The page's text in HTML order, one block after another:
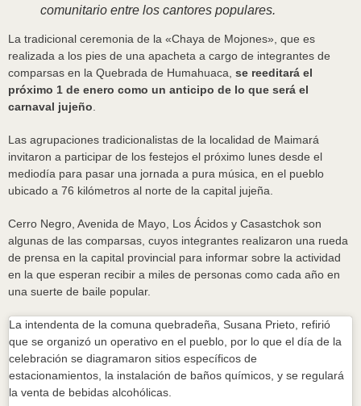
comunitario entre los cantores populares.
La tradicional ceremonia de la «Chaya de Mojones», que es
realizada a los pies de una apacheta a cargo de integrantes de
comparsas en la Quebrada de Humahuaca, se reeditará el
próximo 1 de enero como un anticipo de lo que será el
carnaval jujeño
Las agrupaciones tradicionalistas de la localidad de Maimará
invitaron a participar de los festejos el próximo lunes desde el
mediodía para pasar una jornada a pura música, en el pueblo
ubicado a 76 kilómetros al norte de la capital jujeña.
Cerro Negro, Avenida de Mayo, Los Ácidos y Casastchok son
algunas de las comparsas, cuyos integrantes realizaron una rueda
de prensa en la capital provincial para informar sobre la actividad
en la que esperan recibir a miles de personas como cada año en
una suerte de baile popular.
La intendenta de la comuna quebradeña, Susana Prieto, refirió
que se organizó un operativo en el pueblo, por lo que el día de la
celebración se diagramaron sitios específicos de
estacionamientos, la instalación de baños químicos, y se regulará
la venta de bebidas alcohólicas.